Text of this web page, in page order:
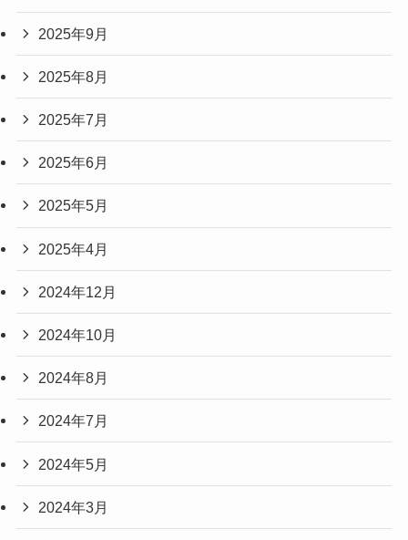
2025年9月
2025年8月
2025年7月
2025年6月
2025年5月
2025年4月
2024年12月
2024年10月
2024年8月
2024年7月
2024年5月
2024年3月